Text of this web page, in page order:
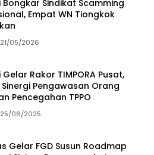
Bongkar Sindikat Scamming
Empat WN Tiongkok
21/05/2026
Rakor TIMPORA Pusat,
Pengawasan Orang
Pencegahan TPPO
25/06/2025
Gelar FGD Susun Roadmap